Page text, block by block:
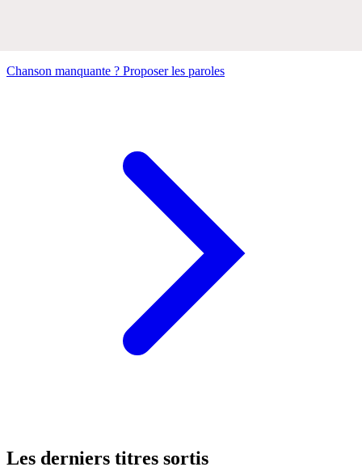
Chanson manquante ? Proposer les paroles
Les derniers titres sortis